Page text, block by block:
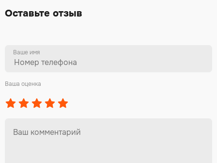
Оставьте отзыв
Ваше имя
Ваша оценка